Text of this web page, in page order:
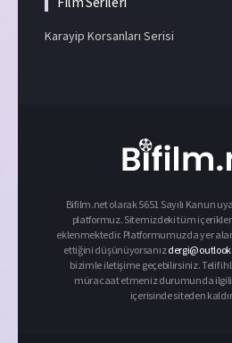
Karayip Korsanları Serisi
Bifilm.net olarak 5651 Sayılı Kanun
platformuz. Sitemizdeki tüm
eklenmektedir. Platformumuzda yer
ettiğini düşünüyorsanız
bizimle iletişime geçebilirsiniz. Telif
müracaat etmeniz durumunda ilgili
içerisinde siteden